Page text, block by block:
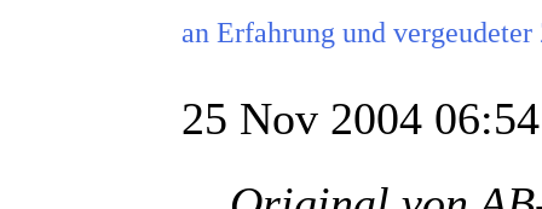
an Erfahrung und
25 Nov 2004 06:54